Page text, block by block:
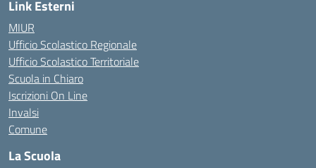
Link Esterni
MIUR
Ufficio Scolastico Regionale
Ufficio Scolastico Territoriale
Scuola in Chiaro
Iscrizioni On Line
Invalsi
Comune
La Scuola